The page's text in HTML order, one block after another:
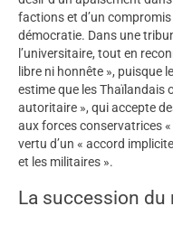
factions et d’un
démocratie. Dans une
l’universitaire, tout en
libre ni honnête », puisque
estime que les Thaïlandais
autoritaire », qui accepte
aux forces conservatrices
vertu d’un « accord
et les militaires ».
La succession du